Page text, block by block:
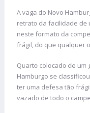
A vaga do Novo
retrato da facilidade de
neste formato da
frágil, do que qualquer
Quarto colocado de um
Hamburgo se
ter uma defesa tão
vazado de todo o